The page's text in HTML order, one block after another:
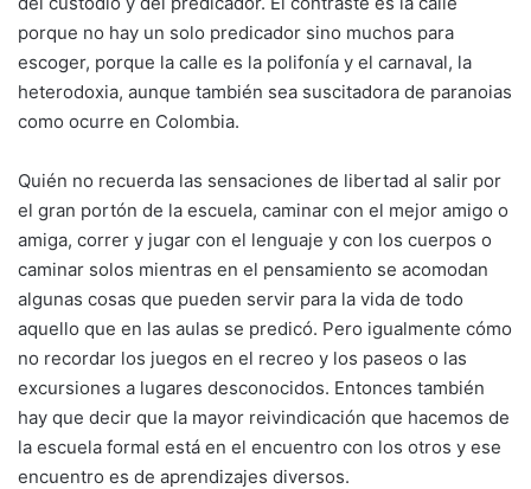
porque no hay un solo predicador sino muchos para
escoger, porque la calle es la polifonía y el carnaval, la
heterodoxia, aunque también sea suscitadora de paranoias
como ocurre en Colombia.
Quién no recuerda las sensaciones de libertad al salir por
el gran portón de la escuela, caminar con el mejor amigo o
amiga, correr y jugar con el lenguaje y con los cuerpos o
caminar solos mientras en el pensamiento se acomodan
algunas cosas que pueden servir para la vida de todo
aquello que en las aulas se predicó. Pero igualmente cómo
no recordar los juegos en el recreo y los paseos o las
excursiones a lugares desconocidos. Entonces también
hay que decir que la mayor reivindicación que hacemos de
la escuela formal está en el encuentro con los otros y ese
encuentro es de aprendizajes diversos.